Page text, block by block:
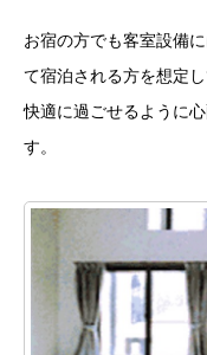
お宿の方でも客室設備
て宿泊される方を想定
快適に過ごせるように
す。